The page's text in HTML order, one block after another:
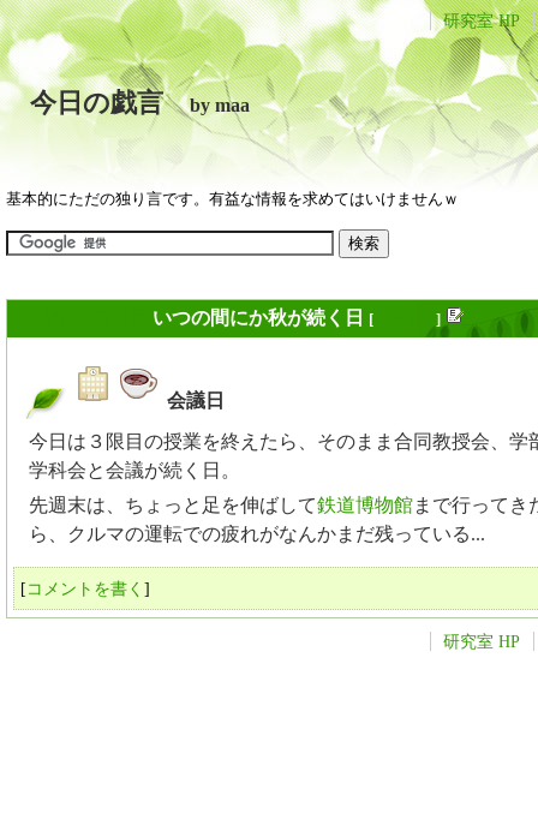
研究室 HP
今日の戯言by maa
基本的にただの独り言です。有益な情報を求めてはいけませんｗ
いつの間にか秋が続く日 [ ]
会議日
今日は３限目の授業を終えたら、そのまま合同教授会、学
学科会と会議が続く日。
先週末は、ちょっと足を伸ばして鉄道博物館まで行ってき
ら、クルマの運転での疲れがなんかまだ残っている...
[コメントを書く ]
研究室 HP